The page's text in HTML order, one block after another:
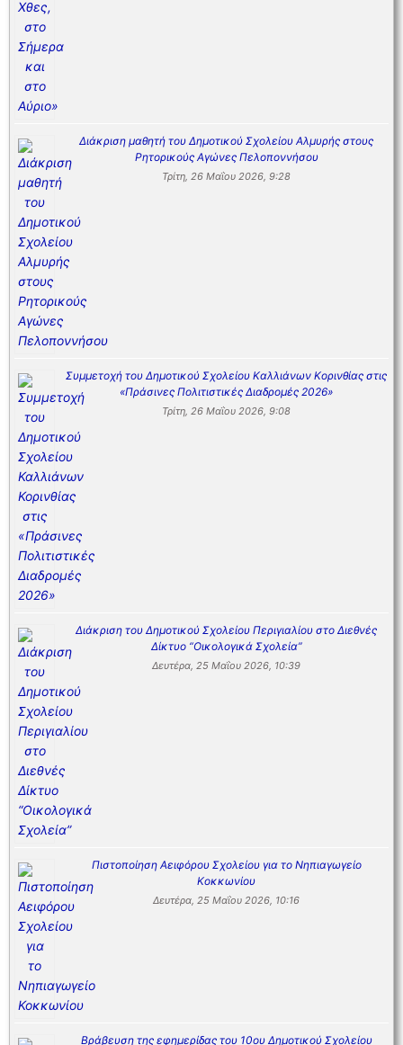
Διάκριση μαθητή του Δημοτικού Σχολείου Αλμυρής στους
Ρητορικούς Αγώνες Πελοποννήσου
Τρίτη, 26 Μαΐου 2026, 9:28
Συμμετοχή του Δημοτικού Σχολείου Καλλιάνων Κορινθίας στις
«Πράσινες Πολιτιστικές Διαδρομές 2026»
Τρίτη, 26 Μαΐου 2026, 9:08
Διάκριση του Δημοτικού Σχολείου Περιγιαλίου στο Διεθνές
Δίκτυο “Οικολογικά Σχολεία”
Δευτέρα, 25 Μαΐου 2026, 10:39
Πιστοποίηση Αειφόρου Σχολείου για το Νηπιαγωγείο
Κοκκωνίου
Δευτέρα, 25 Μαΐου 2026, 10:16
Βράβευση της εφημερίδας του 10ου Δημοτικού Σχολείου